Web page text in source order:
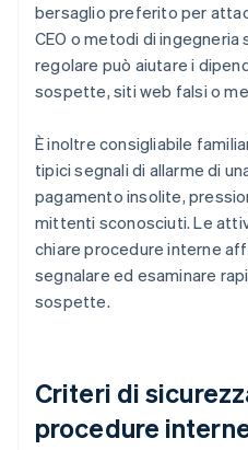
bersaglio preferito per
CEO o metodi di ingegneria
regolare può aiutare i
sospette, siti web falsi o
È inoltre consigliabile
tipici segnali di allarme di
pagamento insolite,
mittenti sconosciuti. Le
chiare procedure interne
segnalare ed esaminare
sospette.
Criteri di
procedure